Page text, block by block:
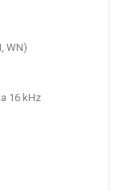
WN)
16 kHz